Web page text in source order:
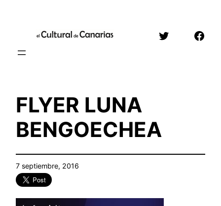
contenido
Twitter
FLYER LUNA
BENGOECHEA
7 septiembre, 2016